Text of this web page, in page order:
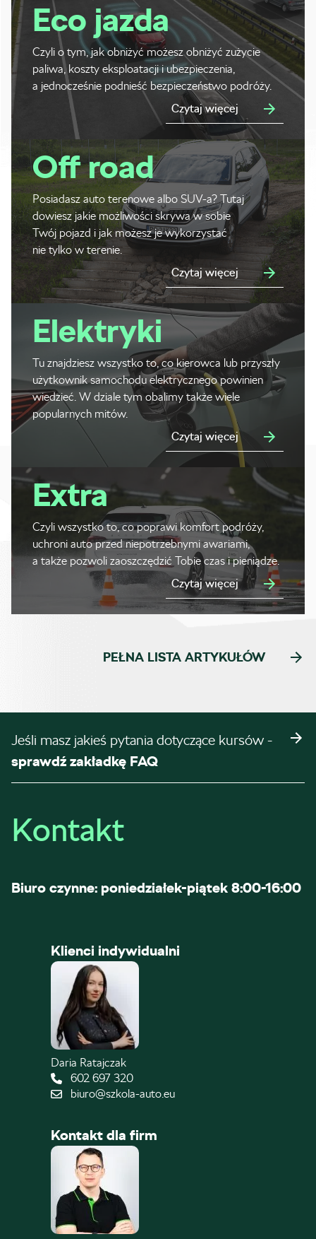
Eco jazda
Czyli o tym, jak obniżyć możesz obniżyć zużycie
paliwa, koszty eksploatacji i ubezpieczenia,
a jednocześnie podnieść bezpieczeństwo podróży.
Czytaj więcej
Off road
Posiadasz auto terenowe albo SUV-a? Tutaj
dowiesz jakie możliwości skrywa w sobie
Twój pojazd i jak możesz je wykorzystać
nie tylko w terenie.
Czytaj więcej
Elektryki
Tu znajdziesz wszystko to, co kierowca lub przyszły
użytkownik samochodu elektrycznego powinien
wiedzieć. W dziale tym obalimy także wiele
popularnych mitów.
Czytaj więcej
Extra
Czyli wszystko to, co poprawi komfort podróży,
uchroni auto przed niepotrzebnymi awariami,
a także pozwoli zaoszczędzić Tobie czas i pieniądze.
Czytaj więcej
PEŁNA LISTA ARTYKUŁÓW
Jeśli masz jakieś pytania dotyczące kursów -
sprawdź zakładkę FAQ
Kontakt
Biuro czynne: poniedziałek-piątek 8:00-16:00
Klienci indywidualni
Daria Ratajczak
602 697 320
biuro@szkola-auto.eu
Kontakt dla firm